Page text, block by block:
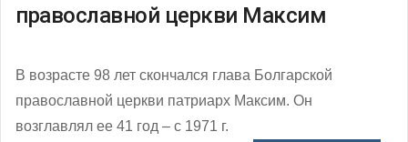
православной церкви Максим
В возрасте 98 лет скончался глава Болгарской
православной церкви патриарх Максим. Он
возглавлял ее 41 год – с 1971 г.